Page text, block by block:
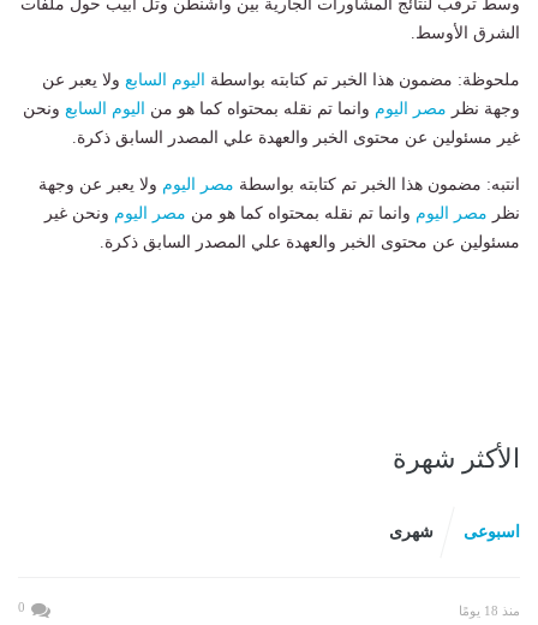
وسط ترقب لنتائج المشاورات الجارية بين واشنطن وتل أبيب حول ملفات
الشرق الأوسط.
ملحوظة: مضمون هذا الخبر تم كتابته بواسطة اليوم السابع ولا يعبر عن
وجهة نظر مصر اليوم وانما تم نقله بمحتواه كما هو من اليوم السابع ونحن
غير مسئولين عن محتوى الخبر والعهدة علي المصدر السابق ذكرة.
انتبه: مضمون هذا الخبر تم كتابته بواسطة مصر اليوم ولا يعبر عن وجهة
نظر مصر اليوم وانما تم نقله بمحتواه كما هو من مصر اليوم ونحن غير
مسئولين عن محتوى الخبر والعهدة علي المصدر السابق ذكرة.
الأكثر شهرة
اسبوعى شهرى
منذ 18 يومًا 0